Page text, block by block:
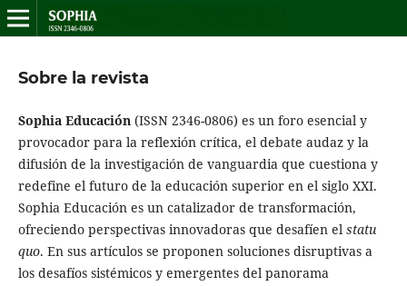
Sobre la revista
Sophia Educación(ISSN 2346-0806) es un foro esencial y
provocador para la reflexión crítica, el debate audaz y la
difusión de la investigación de vanguardia que cuestiona y
redefine el futuro de la educación superior en el siglo XXI.
Sophia Educación es un catalizador de transformación,
ofreciendo perspectivas innovadoras que desafíen el statu
quo. En sus artículos se proponen soluciones disruptivas a
los desafíos sistémicos y emergentes del panorama